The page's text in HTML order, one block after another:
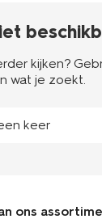
kijken?
wat je zoekt.
keer
ons